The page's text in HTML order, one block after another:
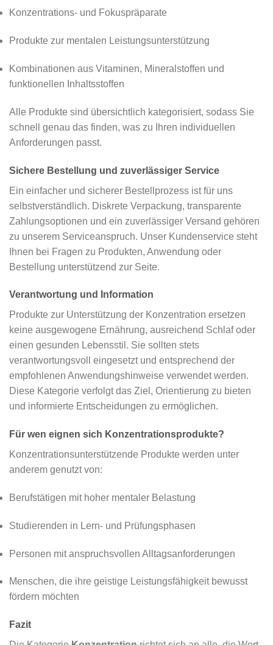
Konzentrations- und Fokuspräparate
Produkte zur mentalen Leistungsunterstützung
Kombinationen aus Vitaminen, Mineralstoffen und
funktionellen Inhaltsstoffen
Alle Produkte sind übersichtlich kategorisiert, sodass Sie
schnell genau das finden, was zu Ihren individuellen
Anforderungen passt.
Sichere Bestellung und zuverlässiger Service
Ein einfacher und sicherer Bestellprozess ist für uns
selbstverständlich. Diskrete Verpackung, transparente
Zahlungsoptionen und ein zuverlässiger Versand gehören
zu unserem Serviceanspruch. Unser Kundenservice steht
Ihnen bei Fragen zu Produkten, Anwendung oder
Bestellung unterstützend zur Seite.
Verantwortung und Information
Produkte zur Unterstützung der Konzentration ersetzen
keine ausgewogene Ernährung, ausreichend Schlaf oder
einen gesunden Lebensstil. Sie sollten stets
verantwortungsvoll eingesetzt und entsprechend der
empfohlenen Anwendungshinweise verwendet werden.
Diese Kategorie verfolgt das Ziel, Orientierung zu bieten
und informierte Entscheidungen zu ermöglichen.
Für wen eignen sich Konzentrationsprodukte?
Konzentrationsunterstützende Produkte werden unter
anderem genutzt von:
Berufstätigen mit hoher mentaler Belastung
Studierenden in Lern- und Prüfungsphasen
Personen mit anspruchsvollen Alltagsanforderungen
Menschen, die ihre geistige Leistungsfähigkeit bewusst
fördern möchten
Fazit